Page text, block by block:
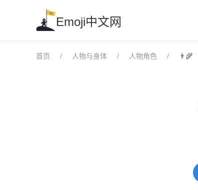
Emoji中文网
首页 人物与身体 人物角色 👨‍🌾